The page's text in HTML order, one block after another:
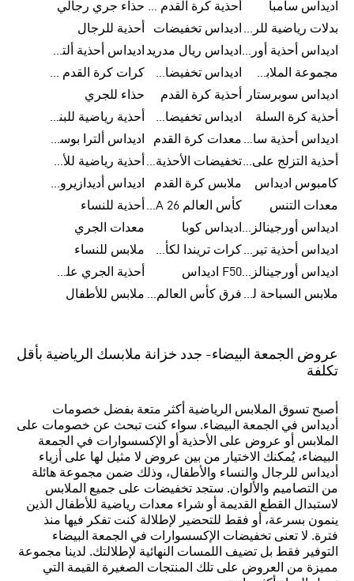
اديداس سامبا أحذية كرة القدم للرجال حذاء جري رجالي
بدلات رياضية للرجال اديداس تخفيضات
أحذية للرجال
اديداس أحذية أورجينالز اديداس ريال مدريد
اديداس أحذية ألترا بوست للرجال
مجموعة الملابس الرياضية
اديداس تخفيضات للأطفال
كرات كرة القدم للرجال
اديداس سوبرستار
أحذية كرة القدم
حذاء للجري
أحذية كرة السلة
اديداس تخفيضات للرجال
أحذية رياضية للبنات
اديداس أحذية سامبا للنساء معدات كرة القدم
اديداس ألترا بوست
أحذية التزلج على اللوح للرجال
تخفيضات الأحذية للرجال
أحذية رياضية للأطفال
كامبوس اديداس
ملابس كرة القدم
اديداس أديدازيرو معدات الجري
معدات التنس
كأس العالم FIFA 26™ أحذية للنساء
اديداس أورجينالز ملابس للنساء اديداس كوبا
معدات الجري
اديداس أحذية تيريكس
كرات تريندا لكأس العالم FIFA 26™
ملابس للنساء
اديداس أورجينالز صنادل للنساءF50 اديداس
أحذية الجري على الطرق الوعرة للرجال
ملابس السباحة للنساء
فرق كأس العالم FIFA 26™ ملابس للأطفال
عروض الجمعة البيضاء- جدد خزانة ملابسك الرياضية بأقل
تكلفة
أصبح تسوق الملابس الرياضية أكثر متعة بفضل خصومات
أديداس في الجمعة البيضاء. سواء كنت تبحث عن خصومات على
الملابس أو عروض على الأحذية أو الإكسسوارات في الجمعة
البيضاء، يُمكنك الاختيار من بين عروض لا مثيل لها على أزياء
أديداس للرجال والنساء والأطفال، وذلك ضمن مجموعة هائلة
من التصاميم والألوان. ستجد تخفيضات على جميع الملابس
لاستبدال القطع القديمة أو شراء معدات رياضية للأطفال الذين
ينمون بسرعة، أو فقط للتحضير لإطلالة كنت تفكر فيها منذ
فترة. لا تعنى تخفيضات الإكسسوارات في الجمعة البيضاء
التوفير فقط بل تضيف اللمسات النهائية لإطلالتك. لدينا مجموعة
مميزة من العروض على تلك المنتجات الصغيرة القيمة التي